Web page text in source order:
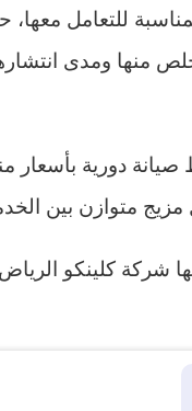
للتعامل
منها ومدى
دورية بأسعار
متوازن بين
شركة كلينكو